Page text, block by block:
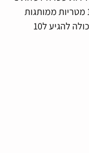
שקלים ליחידה לעומת 100 מטריות ממותגות